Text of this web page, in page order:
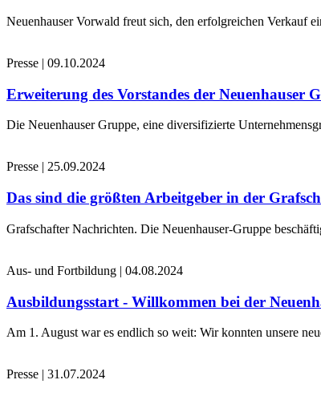
Neuenhauser Vorwald freut sich, den erfolgreichen Verkauf
Presse | 09.10.2024
Erweiterung des Vorstandes der Neuenhauser
Die Neuenhauser Gruppe, eine diversifizierte
Presse | 25.09.2024
Das sind die größten Arbeitgeber in der
Grafschafter Nachrichten. Die Neuenhauser-Gruppe
Aus- und Fortbildung | 04.08.2024
Ausbildungsstart - Willkommen bei der
Am 1. August war es endlich so weit: Wir konnten unsere
Presse | 31.07.2024